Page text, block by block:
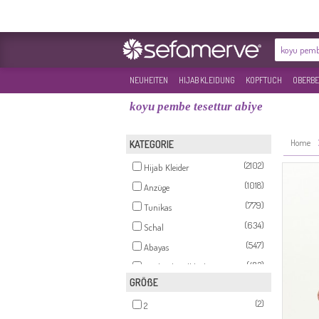
NEUHEITEN HIJAB KLEIDUNG KOPFTUCH
koyu pembe tesettur abiye
KATEGORIE
Hijab Kleider
(2102)
Anzüge
(1018)
Tunikas
(779)
Schal
(634)
Abayas
(547)
Hijab-Abendkleider
(483)
Kopftuch
Hose
(328)
GRÖßE
2
(2)
Home